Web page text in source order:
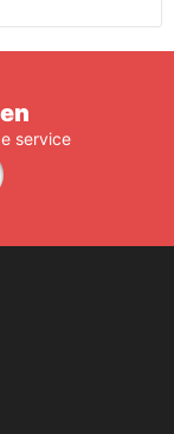
service